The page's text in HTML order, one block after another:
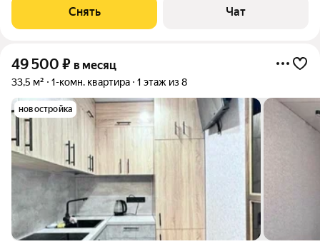
Холодильник Посудомоечная машина Кондиционер Бойлер
Микроволновка Дом -
Снять Чат
49 500 ₽ в месяц
33,5 м² 1-комн. квартира 1 этаж из 8
новостройка